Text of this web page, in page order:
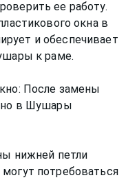
ее работу.
окна в
и обеспечивает
к раме.
После замены
в Шушары
нижней петли
потребоваться